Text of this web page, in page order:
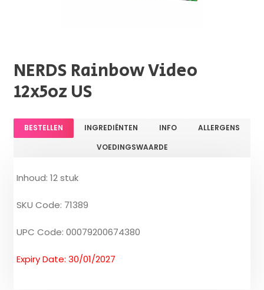
NERDS Rainbow Video
12x5oz US
BESTELLEN INGREDIËNTEN INFO
ALLERGENS
VOEDINGSWAARDE
Inhoud: 12 stuk
SKU Code: 71389
UPC Code: 00079200674380
Expiry Date: 30/01/2027